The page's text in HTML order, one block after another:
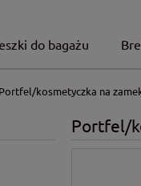
do bagażu
Portfel/kosmetyczka na
Portfel/